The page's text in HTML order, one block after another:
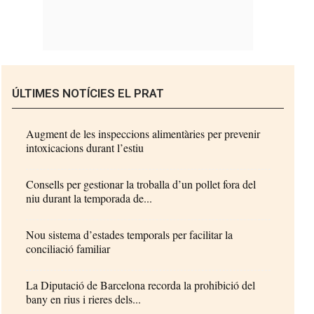
ÚLTIMES NOTÍCIES EL PRAT
Augment de les inspeccions alimentàries per prevenir
intoxicacions durant l’estiu
Consells per gestionar la troballa d’un pollet fora del
niu durant la temporada de...
Nou sistema d’estades temporals per facilitar la
conciliació familiar
La Diputació de Barcelona recorda la prohibició del
bany en rius i rieres dels...